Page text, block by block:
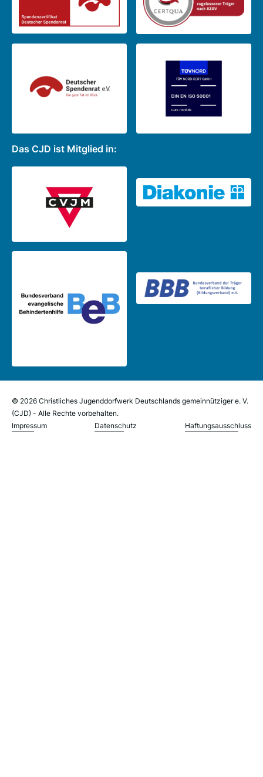
Das CJD ist Mitglied in:
© 2026 Christliches Jugenddorfwerk Deutschlands gemeinnütziger e. V.
(CJD) - Alle Rechte vorbehalten.
Impressum
Datenschutz Haftungsausschluss